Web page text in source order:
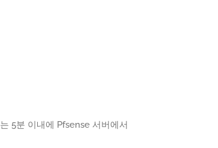
5분 이내에 Pfsense 서버에서